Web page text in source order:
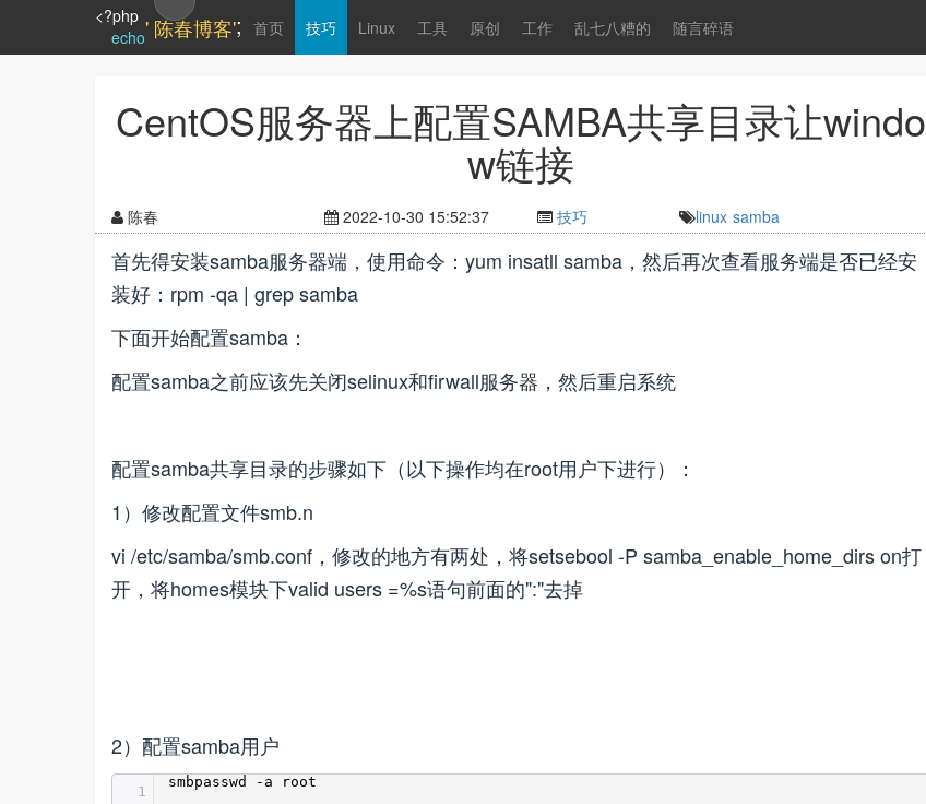
<?php
echo' 陈春博客'; 首页 技巧 Linux 工具 原创 工作 乱七八糟的 随言碎语
CentOS服务器上配置SAMBA共享目录让windo
w链接
陈春 2022-10-30 15:52:37 技巧 linux samba
首先得安装samba服务器端，使用命令：yum insatll samba，然后再次查看服务端是否已经安
装好：rpm -qa | grep samba
下面开始配置samba：
配置samba之前应该先关闭selinux和firwall服务器，然后重启系统
配置samba共享目录的步骤如下（以下操作均在root用户下进行）：
1）修改配置文件smb.n
vi /etc/samba/smb.conf，修改的地方有两处，将setsebool -P samba_enable_home_dirs on打
开，将homes模块下valid users =%s语句前面的":"去掉
2）配置samba用户
1
smbpasswd -a root